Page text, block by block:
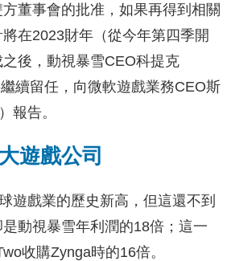
董事會的批准，如果再得到相關
在2023財年（從今年第四季開
後，動視暴雪CEO科提克
繼續留任，向微軟遊戲業務CEO斯
報告。
遊戲公司
遊戲業的歷史新高，但這還不到
動視暴雪年利潤的18倍；這一
收購Zynga時的16倍。